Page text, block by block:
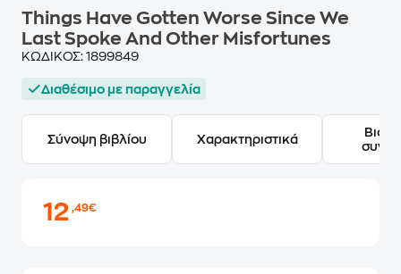
Things Have Gotten Worse Since We
Last Spoke And Other Misfortunes
ΚΩΔΙΚΟΣ: 1899849
Διαθέσιμο με παραγγελία
Σύνοψη βιβλίου Χαρακτηριστικά
12,49€